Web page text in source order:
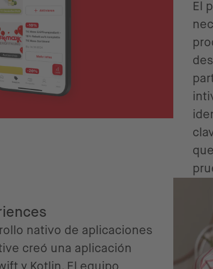
El
nativo de aplicaciones
creó una aplicación
y Kotlin. El equipo